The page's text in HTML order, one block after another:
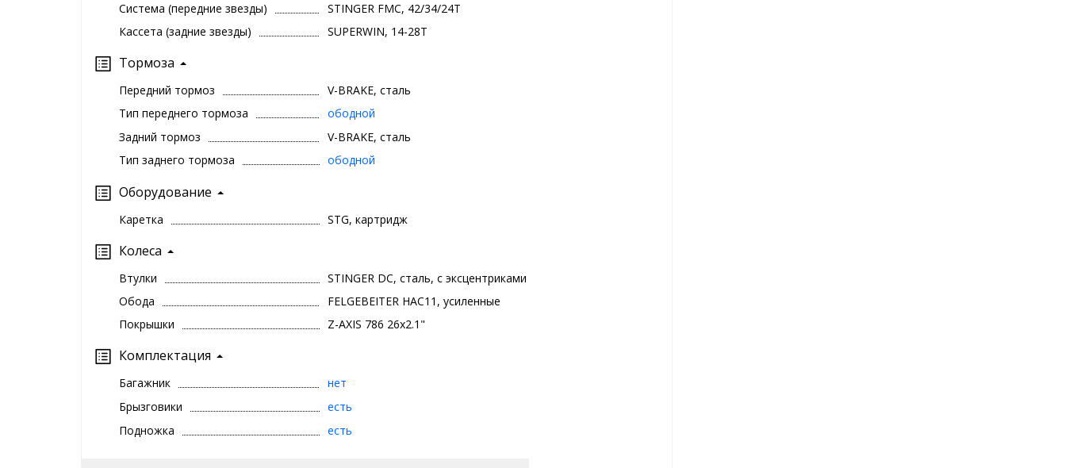
Система (передние звезды)
STINGER FMC, 42/34/24T
Кассета (задние звезды)
SUPERWIN, 14-28T
Тормоза
Передний тормоз
V-BRAKE, сталь
Тип переднего тормоза
ободной
Задний тормоз
V-BRAKE, сталь
Тип заднего тормоза
ободной
Оборудование
Каретка STG, картридж
Колеса
Втулки
STINGER DC, сталь, с эксцентриками
Обода
FELGEBEITER HAC11, усиленные
Покрышки
Z-AXIS 786 26x2.1"
Комплектация
Багажник
нет
Брызговики
есть
Подножка
есть